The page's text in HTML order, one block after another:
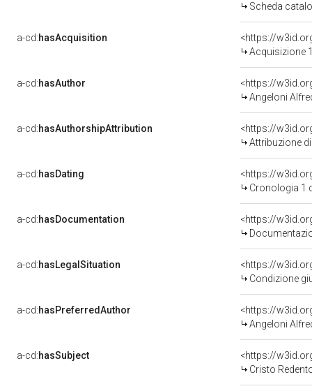
Scheda
a-cd:hasAcquisition
<https://
Acquisizione
a-cd:hasAuthor
<https://
Angeloni
a-cd:hasAuthorshipAttribution
<https://
Attribuzione
a-cd:hasDating
<https://
Cronologia 1
a-cd:hasDocumentation
a-cd:hasLegalSituation
<https://
Condizione
a-cd:hasPreferredAuthor
<https://
Angeloni
a-cd:hasSubject
<https://
Cristo